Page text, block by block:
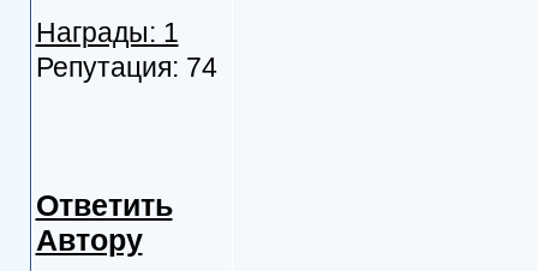
Награды: 1
Репутация: 74
Ответить
Автору